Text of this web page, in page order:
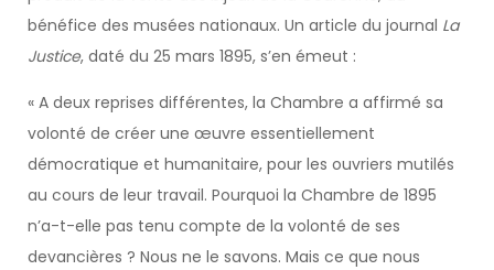
bénéfice des musées nationaux. Un article du journal La
Justice, daté du 25 mars 1895, s’en émeut :
« A deux reprises différentes, la Chambre a affirmé sa
volonté de créer une œuvre essentiellement
démocratique et humanitaire, pour les ouvriers mutilés
au cours de leur travail. Pourquoi la Chambre de 1895
n’a-t-elle pas tenu compte de la volonté de ses
devancières ? Nous ne le savons. Mais ce que nous